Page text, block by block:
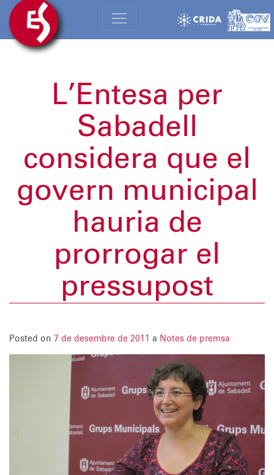
L’Entesa per
Sabadell
considera que el
govern municipal
hauria de
prorrogar el
pressupost
Posted on 7 de desembre de 2011 a Notes de premsa